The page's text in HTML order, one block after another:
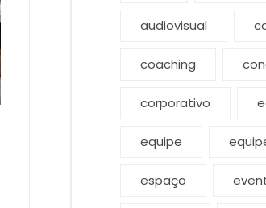
audiovisual
coaching
corporativo
equipe
espaço